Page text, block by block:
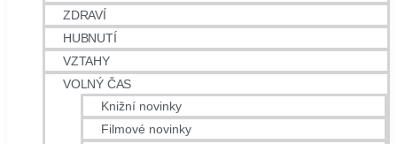
ZDRAVÍ
HUBNUTÍ
VZTAHY
VOLNÝ ČAS
Knižní novinky
Filmové novinky